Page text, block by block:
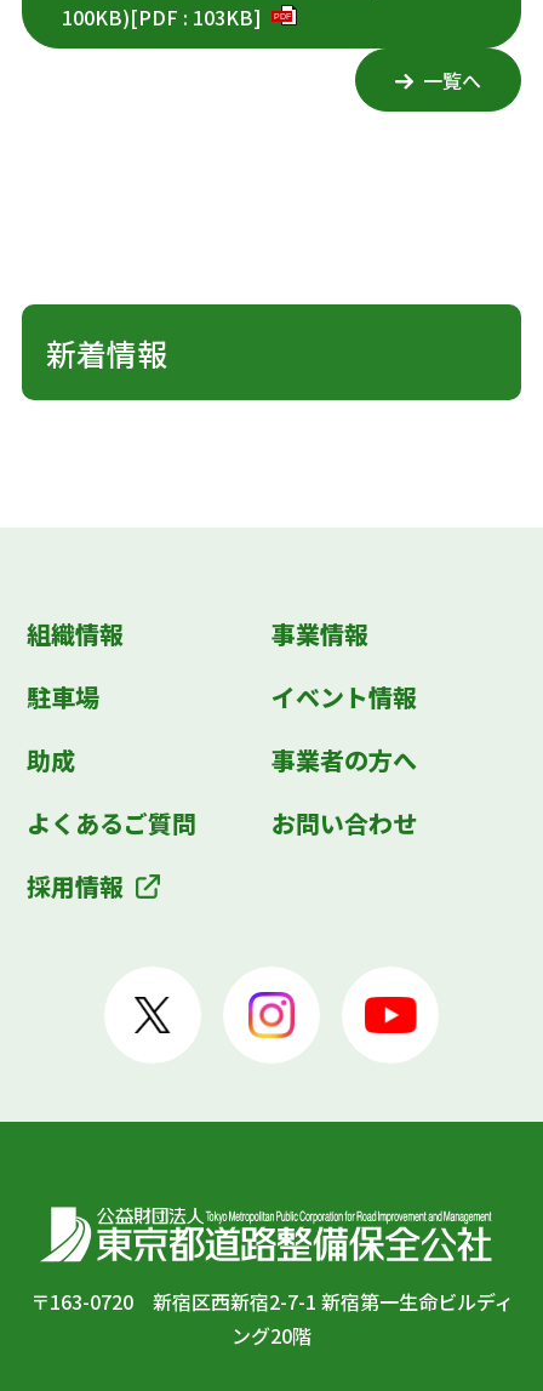
100KB)[PDF : 103KB] PDF
一覧へ
新着情報
組織情報
事業情報
駐車場
イベント情報
助成
事業者の方へ
よくあるご質問
お問い合わせ
採用情報
〒163-0720 新宿区西新宿2-7-1 新宿第一生命ビルディ
ング20階